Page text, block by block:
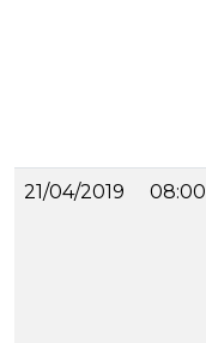
21/04/2019 08:00